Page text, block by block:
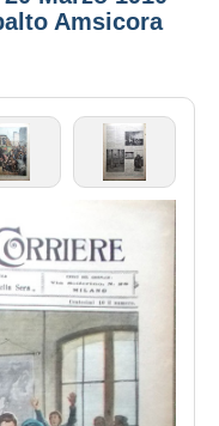
Amsicora